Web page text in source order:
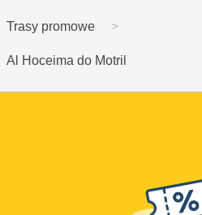
Trasy promowe
Al Hoceima do Motril